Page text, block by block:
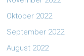
Oktober 2022
September 2022
August 2022